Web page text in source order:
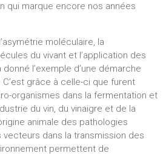
qui marque encore nos années
moléculaire, la
du vivant et l’application des
l’exemple d’une démarche
grâce à celle-ci que furent
organismes dans la fermentation et
du vin, du vinaigre et de la
animale des pathologies
dans la transmission des
permettent de